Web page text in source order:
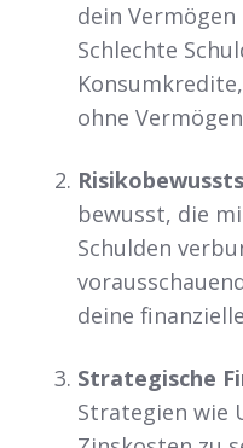
dein
Schlechte
ohne
bewusst, die
Schulden
deine
Strategische
Strategien wie